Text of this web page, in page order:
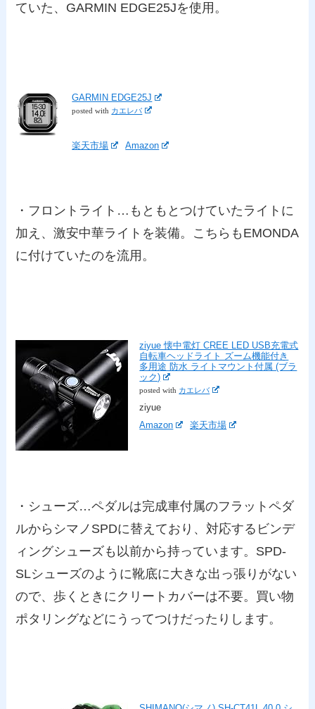
ていた、GARMIN EDGE25Jを使用。
GARMIN EDGE25J
posted with カエレバ
楽天市場 Amazon
・フロントライト…もともとつけていたライトに
加え、激安中華ライトを装備。こちらもEMONDA
に付けていたのを流用。
ziyue 懐中電灯 CREE LED USB充電式
自転車ヘッドライト ズーム機能付き
多用途 防水 ライトマウント付属 (ブラ
ック)
posted with カエレバ
ziyue
Amazon
楽天市場
・シューズ…ペダルは完成車付属のフラットペダ
ルからシマノSPDに替えており、対応するビンデ
ィングシューズも以前から持っています。SPD-
SLシューズのように靴底に大きな出っ張りがない
ので、歩くときにクリートカバーは不要。買い物
ポタリングなどにうってつけだったりします。